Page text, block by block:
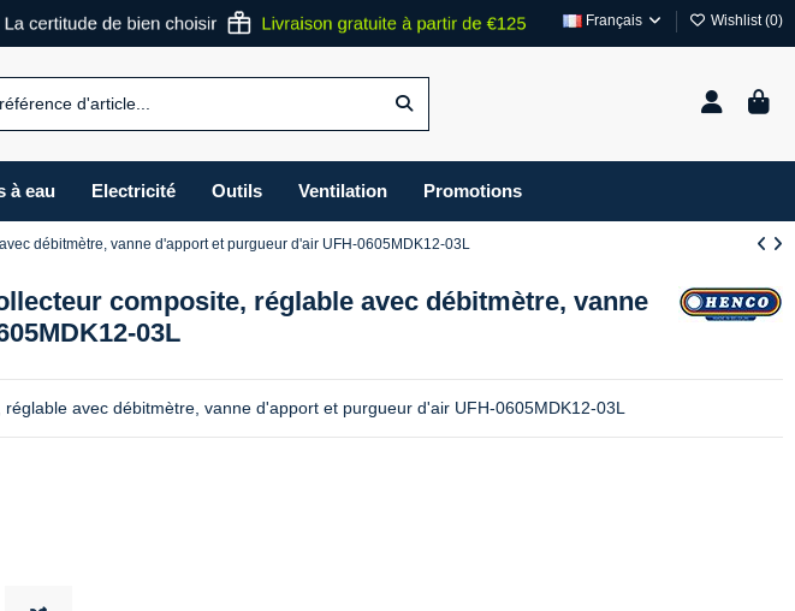
Français Wishlist (0)
à eau Electricité Outils Ventilation Promotions
débitmètre, vanne d'apport et purgueur d'air UFH-0605MDK12-03L
composite, réglable avec débitmètre, vanne
03L
avec débitmètre, vanne d'apport et purgueur d'air UFH-0605MDK12-03L